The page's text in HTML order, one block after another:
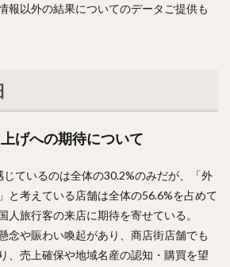
報以外の結果についてのデータご提供も
げへの期待について
ているのは全体の30.2%のみだが、「外
と考えている店舗は全体の56.6%を占めて
人旅行客の来店に期待を寄せている。
念や賑わい喚起があり、商店街店舗でも
、売上確保や地域名産の認知・購買を望